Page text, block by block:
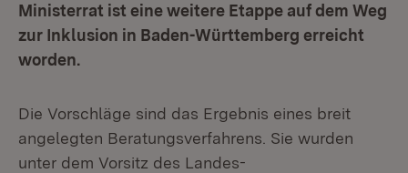
Ministerrat ist eine weitere Etappe auf dem Weg
zur Inklusion in Baden-Württemberg erreicht
worden.
Die Vorschläge sind das Ergebnis eines breit
angelegten Beratungsverfahrens. Sie wurden
unter dem Vorsitz des Landes-